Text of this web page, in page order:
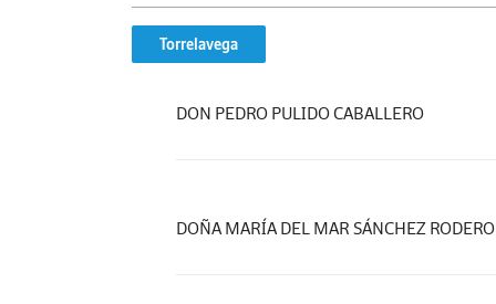
Torrelavega
DON PEDRO PULIDO CABALLERO
DOÑA MARÍA DEL MAR SÁNCHEZ RODERO